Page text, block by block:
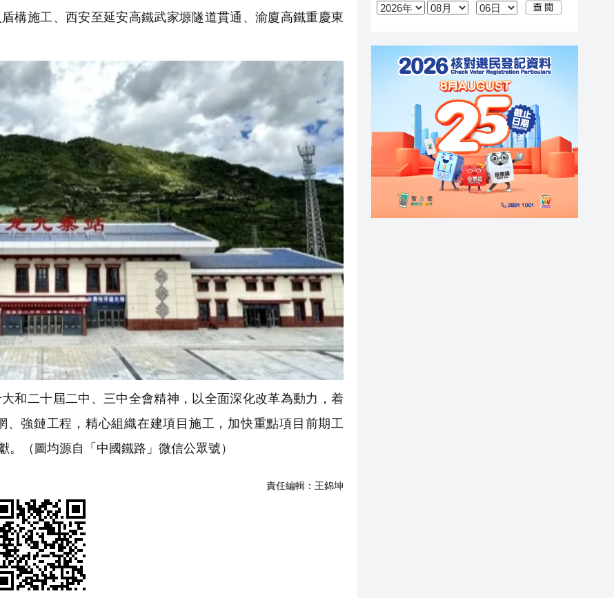
構施工、西安至延安高鐵武家塬隧道貫通、渝廈高鐵重慶東
和二十屆二中、三中全會精神，以全面深化改革為動力，着
強鏈工程，精心組織在建項目施工，加快重點項目前期工
。
（圖均源自「中國鐵路」微信公眾號）
責任編輯： 王錦坤